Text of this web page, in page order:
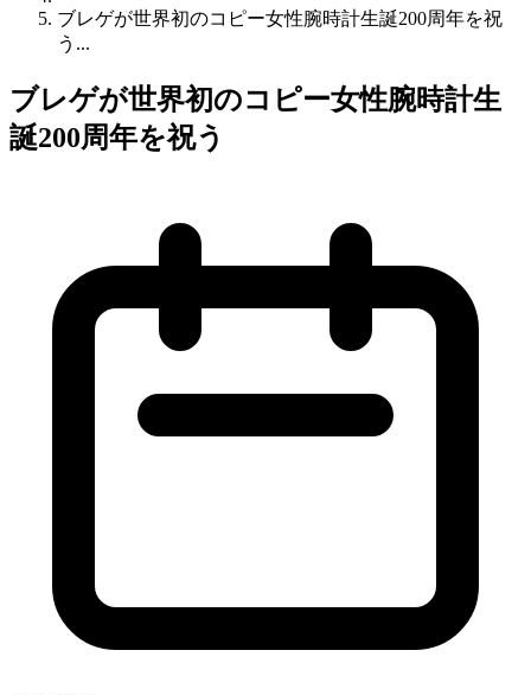
ブレゲが世界初のコピー女性腕時計生誕200周年を祝
う...
ブレゲが世界初のコピー女性腕時計生
誕200周年を祝う